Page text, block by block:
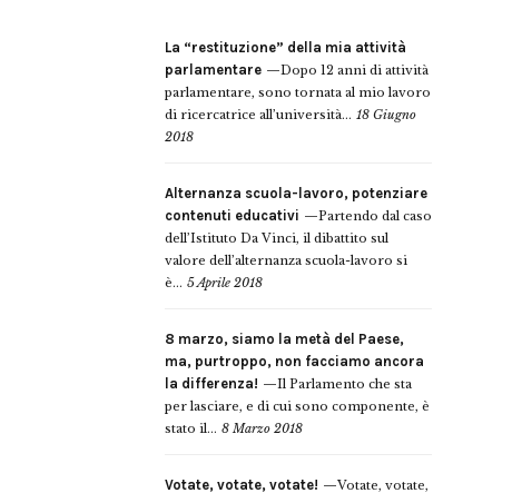
La “restituzione” della mia attività
parlamentare
Dopo 12 anni di attività
parlamentare, sono tornata al mio lavoro
di ricercatrice all’università... 18 Giugno
2018
Alternanza scuola-lavoro, potenziare
contenuti educativi
Partendo dal caso
dell’Istituto Da Vinci, il dibattito sul
valore dell’alternanza scuola-lavoro si
è... 5 Aprile 2018
8 marzo, siamo la metà del Paese,
ma, purtroppo, non facciamo ancora
la differenza!
Il Parlamento che sta
per lasciare, e di cui sono componente, è
stato il... 8 Marzo 2018
Votate, votate, votate!
Votate, votate,